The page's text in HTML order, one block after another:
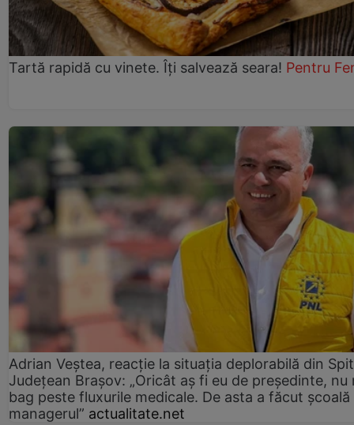
Tartă rapidă cu vinete. Îți salvează seara! Pentru
Adrian Veștea, reacție la situația deplorabilă din
Județean Brașov: „Oricât aș fi eu de președinte, nu
bag peste fluxurile medicale. De asta a făcut școală
managerul” actualitate.net